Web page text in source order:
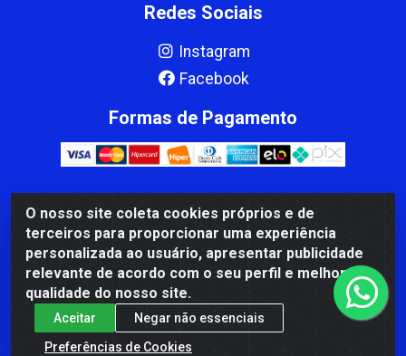
O nosso site coleta cookies próprios e de
terceiros para proporcionar uma experiência
personalizada ao usuário, apresentar publicidade
relevante de acordo com o seu perfil e melhorar a
qualidade do nosso site.
Aceitar
Negar não essenciais
Preferências de Cookies
Redes Sociais
Instagram
Facebook
Formas de Pagamento
CBP MACEDO COMERCIO PEÇAS LTDA Matriz - av Mauro
Miranda Madureira, 1249 - Coramara , Cachoeiro de
Itapemirim/ES - CEP 29.311-310 - CNPJ 00.502.680/0001-41